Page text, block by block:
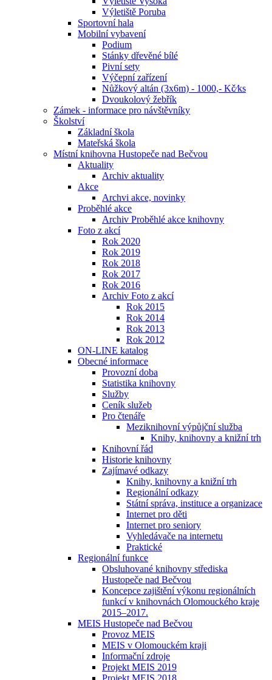
Výletiště Poruba
Sportovní hala
Mobilní vybavení
Podium
Stánky dřevěné bílé
Pivní sety
Výčepní zařízení
Nůžkový altán (3x6m) - 1000,- Kč⁄ks
Dvoukolový žebřík
Zámek - informace pro návštěvníky
Školství
Základní škola
Mateřská škola
Místní knihovna Hustopeče nad Bečvou
Aktuality
Archiv aktuality
Akce
Archvi akce, novinky
Proběhlé akce
Archiv Proběhlé akce knihovny
Foto z akcí
Rok 2020
Rok 2019
Rok 2018
Rok 2017
Rok 2016
Archiv Foto z akcí
Rok 2015
Rok 2014
Rok 2013
Rok 2012
ON-LINE katalog
Obecné informace
Provozní doba
Statistika knihovny
Služby
Ceník služeb
Pro čtenáře
Meziknihovní výpůjční služba
Knihy, knihovny a knižní trh
Knihovní řád
Historie knihovny
Zajímavé odkazy
Knihy, knihovny a knižní trh
Regionální odkazy
Státní správa, instituce a organizace
Internet pro děti
Internet pro seniory
Vyhledávače na internetu
Praktické
Regionální funkce
Obsluhované knihovny střediska
Hustopeče nad Bečvou
Koncepce zajištění výkonu regionálních
funkcí v knihovnách Olomouckého kraje
2015–2017.
MEIS Hustopeče nad Bečvou
Provoz MEIS
MEIS v Olomouckém kraji
Informační zdroje
Projekt MEIS 2019
Projekt MEIS 2018